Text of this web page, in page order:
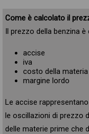
Come è calcolato il
Il prezzo della benzina
accise
iva
costo della
margine lordo
Le accise
le oscillazioni di prezzo
delle materie prime che